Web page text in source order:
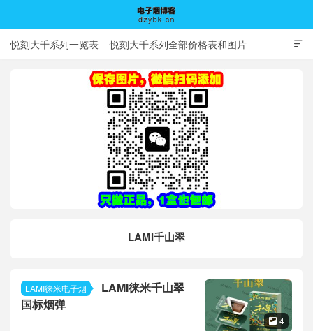
电子烟博客

悦刻大千系列一览表 悦刻大千系列全部价格表和图片
LAMI千山翠
LAMI徕米电子烟
LAMI徕米千山翠
国标烟弹
 4